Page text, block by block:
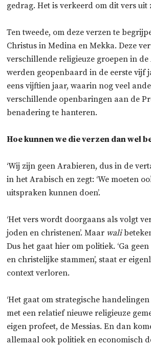
gedrag. Het is verkeerd om dit vers
Ten tweede, om deze verzen te
Christus in Medina en Mekka. Deze
verschillende religieuze groepen in
werden geopenbaard in de eerste vijf
eens vijftien jaar, waarin nog veel
verschillende openbaringen aan de
benadering te hanteren.
Hoe kunnen we die verzen dan wel
‘Wij zijn geen Arabieren, dus in de
in het Arabisch en zegt: ‘We moeten
uitspraken kunnen doen’.
‘Het vers wordt doorgaans als volgt
joden en christenen’. Maar wali
Dus het gaat hier om politiek. ‘Ga
en christelijke stammen’, staat er
context verloren.
‘Het gaat om strategische
met een relatief nieuwe religieuze
eigen profeet, de Messias. En dan
allemaal ook politiek en economisch